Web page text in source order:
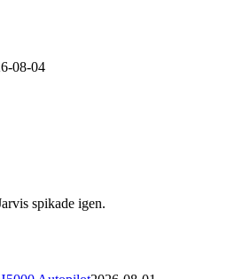
08-04
spikade igen.